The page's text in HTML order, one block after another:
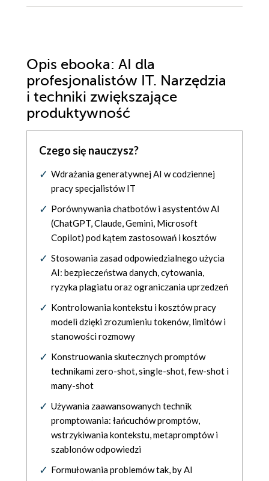
Opis ebooka: AI dla
profesjonalistów IT. Narzędzia
i techniki zwiększające
produktywność
Czego się nauczysz?
Wdrażania generatywnej AI w codziennej
pracy specjalistów IT
Porównywania chatbotów i asystentów AI
(ChatGPT, Claude, Gemini, Microsoft
Copilot) pod kątem zastosowań i kosztów
Stosowania zasad odpowiedzialnego użycia
AI: bezpieczeństwa danych, cytowania,
ryzyka plagiatu oraz ograniczania uprzedzeń
Kontrolowania kontekstu i kosztów pracy
modeli dzięki zrozumieniu tokenów, limitów i
stanowości rozmowy
Konstruowania skutecznych promptów
technikami zero-shot, single-shot, few-shot i
many-shot
Używania zaawansowanych technik
promptowania: łańcuchów promptów,
wstrzykiwania kontekstu, metapromptów i
szablonów odpowiedzi
Formułowania problemów tak, by AI